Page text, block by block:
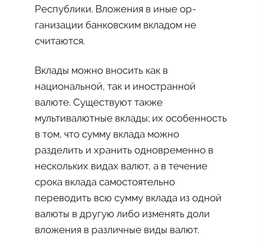
Республики. Вложения в иные ор­
ганизации банковским вкладом не
считаются.
Вклады можно вносить как в
национальной, так и иностран­ной
валюте. Существуют также
мультивалютные вклады; их осо­бенность
в том, что сумму вклада можно
разделить и хранить од­новременно в
нескольких видах валют, а в течение
срока вклада самостоятельно
переводить всю сумму вклада из одной
валюты в другую либо изменять доли
вло­жения в различные виды валют.